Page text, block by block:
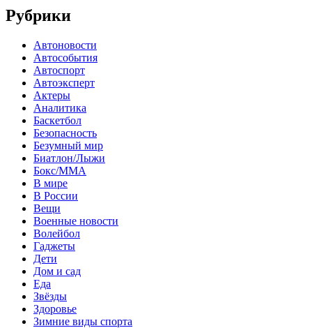
Рубрики
Автоновости
Автособытия
Автоспорт
Автоэксперт
Актеры
Аналитика
Баскетбол
Безопасность
Безумный мир
Биатлон/Лыжи
Бокс/MMA
В мире
В России
Вещи
Военные новости
Волейбол
Гаджеты
Дети
Дом и сад
Еда
Звёзды
Здоровье
Зимние виды спорта